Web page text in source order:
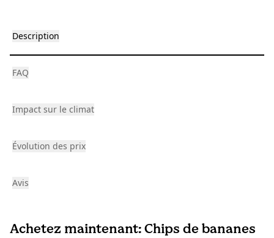
Description
FAQ
Impact sur le climat
Évolution des prix
Avis
Achetez maintenant: Chips de bananes